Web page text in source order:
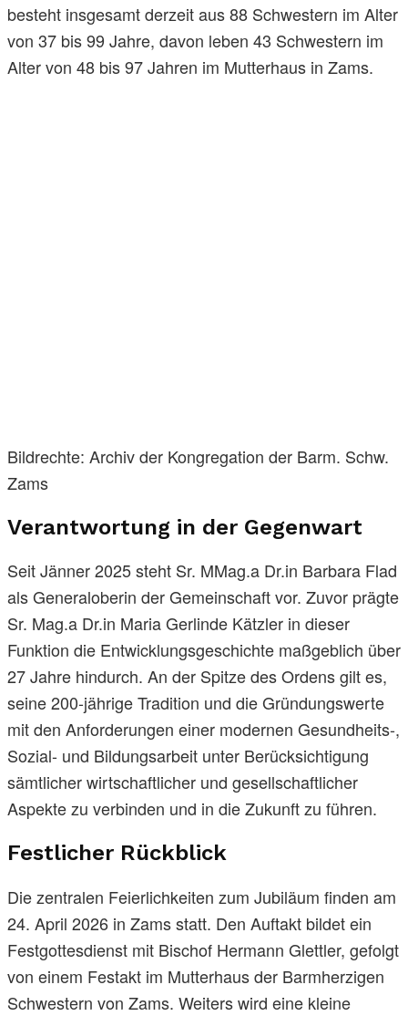
besteht insgesamt derzeit aus 88 Schwestern im Alter
von 37 bis 99 Jahre, davon leben 43 Schwestern im
Alter von 48 bis 97 Jahren im Mutterhaus in Zams.
Bildrechte: Archiv der Kongregation der Barm. Schw.
Zams
Verantwortung in der Gegenwart
Seit Jänner 2025 steht Sr. MMag.a Dr.in Barbara Flad
als Generaloberin der Gemeinschaft vor. Zuvor prägte
Sr. Mag.a Dr.in Maria Gerlinde Kätzler in dieser
Funktion die Entwicklungsgeschichte maßgeblich über
27 Jahre hindurch. An der Spitze des Ordens gilt es,
seine 200-jährige Tradition und die Gründungswerte
mit den Anforderungen einer modernen Gesundheits-,
Sozial- und Bildungsarbeit unter Berücksichtigung
sämtlicher wirtschaftlicher und gesellschaftlicher
Aspekte zu verbinden und in die Zukunft zu führen.
Festlicher Rückblick
Die zentralen Feierlichkeiten zum Jubiläum finden am
24. April 2026 in Zams statt. Den Auftakt bildet ein
Festgottesdienst mit Bischof Hermann Glettler, gefolgt
von einem Festakt im Mutterhaus der Barmherzigen
Schwestern von Zams. Weiters wird eine kleine